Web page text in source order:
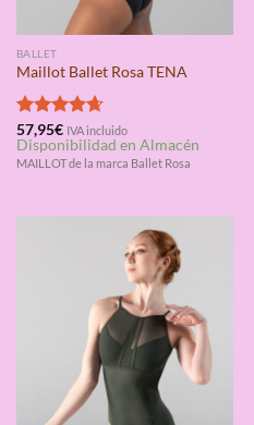
BALLET
Maillot Ballet Rosa TENA
Valorado
con4.67
de 5
57,95€ IVA incluido
Disponibilidad en Almacén
MAILLOT de la marca Ballet Rosa